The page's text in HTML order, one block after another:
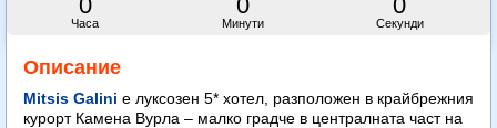
Часа Минути Секунди
Описание
Mitsis Galini е луксозен 5* хотел, разположен в крайбрежния
курорт Камена Вурла – малко градче в централната част на